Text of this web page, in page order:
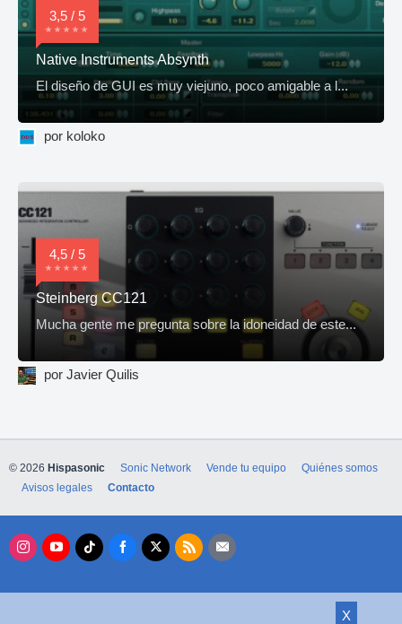
3,5 / 5
Native Instruments Absynth
El diseño de GUI es muy viejuno, poco amigable a l...
por koloko
4,5 / 5
Steinberg CC121
Mucha gente me pregunta sobre la idoneidad de este...
por Javier Quilis
X
© 2026 Hispasonic Sonic Network Vende tu equipo
Quiénes somos
Avisos legales
Contacto